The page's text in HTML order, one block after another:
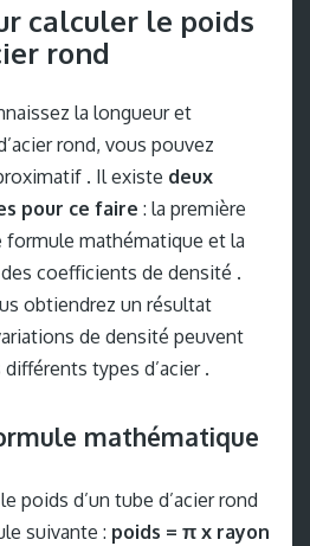
calculer le poids
rond
la longueur et
rond, vous pouvez
. Il existe deux
pour ce faire : la première
mathématique et la
coefficients de densité .
obtiendrez un résultat
de densité peuvent
types d’acier .
mathématique
poids d’un tube d’acier rond
suivante : poids = π x rayon